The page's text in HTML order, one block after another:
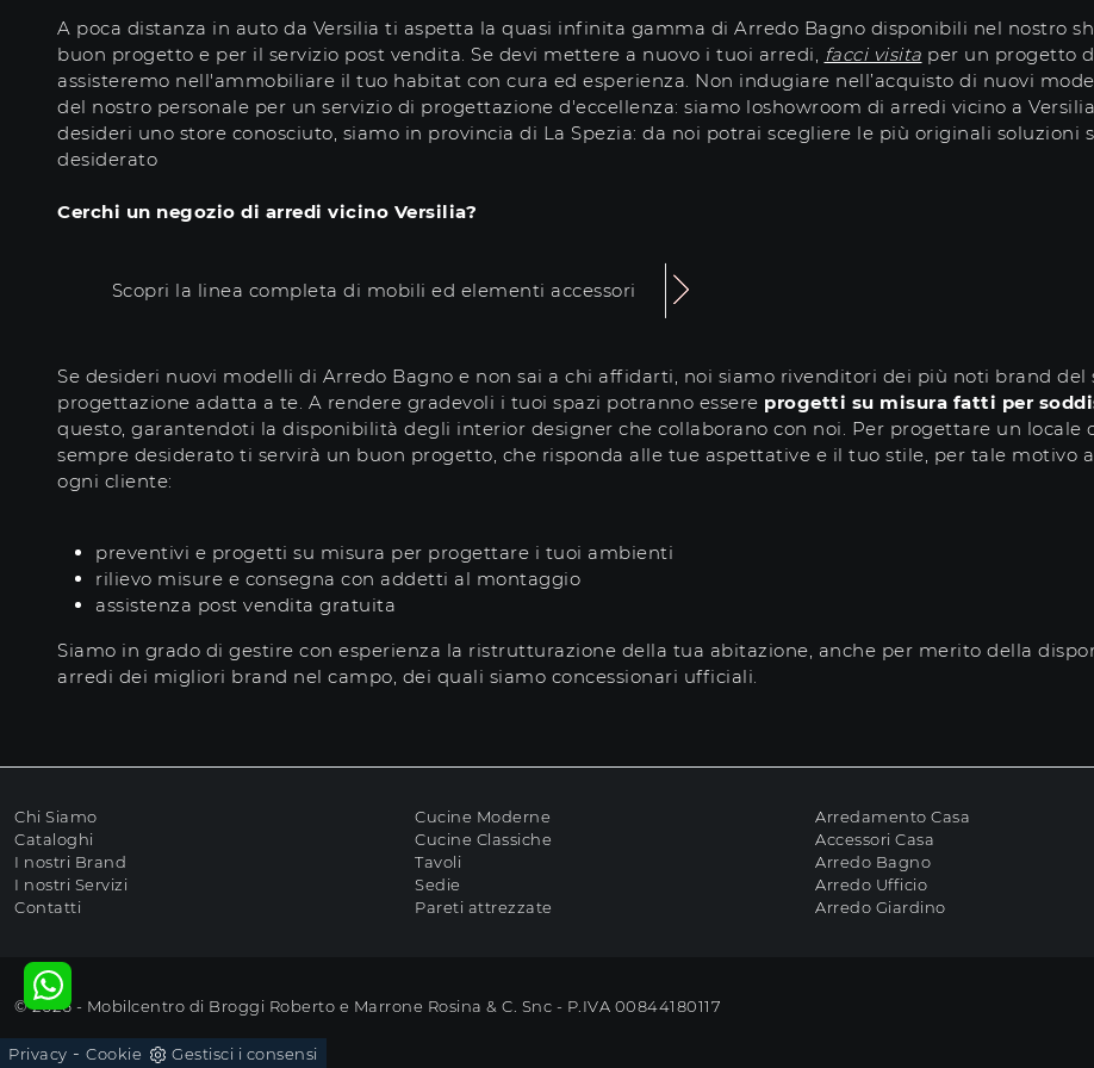
A poca distanza in auto da Versilia ti aspetta la quasi infinita gamma di Arredo Bagno disponibili nel nostro
buon progetto e per il servizio post vendita. Se devi mettere a nuovo i tuoi arredi, facci visita per un progetto
assisteremo nell'ammobiliare il tuo habitat con cura ed esperienza. Non indugiare nell’acquisto di nuovi
del nostro personale per un servizio di progettazione d'eccellenza: siamo loshowroom di arredi vicino a
desideri uno store conosciuto, siamo in provincia di La Spezia: da noi potrai scegliere le più originali
desiderato
Cerchi un negozio di arredi vicino Versilia?
Scopri la linea completa di mobili ed elementi accessori
Se desideri nuovi modelli di Arredo Bagno e non sai a chi affidarti, noi siamo rivenditori dei più noti brand
progettazione adatta a te. A rendere gradevoli i tuoi spazi potranno essere progetti su misura fatti per
questo, garantendoti la disponibilità degli interior designer che collaborano con noi. Per progettare un locale
sempre desiderato ti servirà un buon progetto, che risponda alle tue aspettative e il tuo stile, per tale motivo
ogni cliente:
preventivi e progetti su misura per progettare i tuoi ambienti
rilievo misure e consegna con addetti al montaggio
assistenza post vendita gratuita
Siamo in grado di gestire con esperienza la ristrutturazione della tua abitazione, anche per merito della
arredi dei migliori brand nel campo, dei quali siamo concessionari ufficiali.
Chi Siamo
Cataloghi
I nostri Brand
I nostri Servizi
Contatti
Cucine Moderne
Cucine Classiche
Tavoli
Sedie
Pareti attrezzate
Arredamento Casa
Accessori Casa
Arredo Bagno
Arredo Ufficio
Arredo Giardino
© 2026 - Mobilcentro di Broggi Roberto e Marrone Rosina & C. Snc - P.IVA 00844180117
Privacy - Cookie Gestisci i consensi